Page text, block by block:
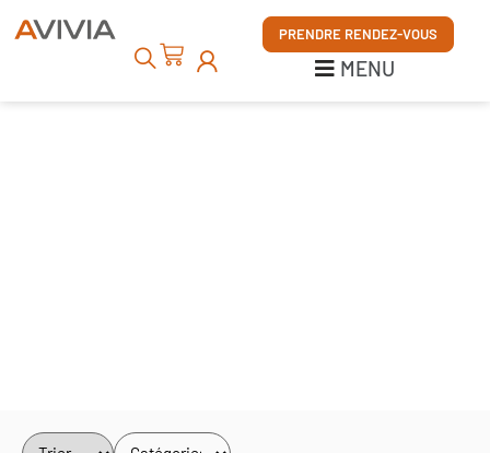
PRENDRE RENDEZ-VOUS
MENU
MENU